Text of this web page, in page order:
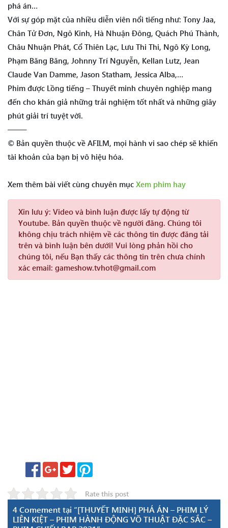
phá án…
Với sự góp mặt của nhiều diễn viên nổi tiếng như: Tony Jaa,
Chân Tử Đơn, Ngô Kinh, Hà Nhuận Đông, Quách Phú Thành,
Châu Nhuận Phát, Cổ Thiên Lạc, Lưu Thi Thi, Ngô Kỳ Long,
Phạm Băng Băng, Johnny Trí Nguyễn, Kellan Lutz, Jean
Claude Van Damme, Jason Statham, Jessica Alba,…
Phim được Lồng tiếng – Thuyết minh chuyên nghiệp mang
đến cho khán giả những trải nghiệm tốt nhất và những giây
phút giải trí tuyệt vời.
——–
© Bản quyền thuộc về AFILM, mọi hành vi sao chép sẽ khiến
tài khoản của bạn bị vô hiệu hóa.
Xem thêm bài viết cùng chuyên mục Xem phim hay
Xin lưu ý: Video và bình luận được lấy tự động từ
Youtube. Bản quyền thuộc về người đăng. Chúng tôi
không chịu trách nhiệm về các thông tin được đăng tải
trên và bình luận bên dưới! Vui lòng phản hồi cho
chúng tôi, nếu Bạn thấy các thông tin trên chưa chính
xác email: gameshow.tvhot@gmail.com
Rate this post
4 Comement tại “[THUYẾT MINH] PHÁ ÁN – PHIM LÝ
LIÊN KIỆT – PHIM HÀNH ĐỘNG VÕ THUẬT ĐẶC SẮC –